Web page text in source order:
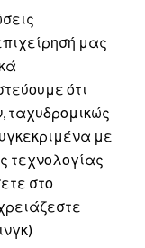
μας
ότι
ταχυδρομικώς
με
τεχνολογίας
στο